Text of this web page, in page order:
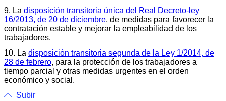
9. La disposición transitoria única del Real Decreto-ley
16/2013, de 20 de diciembre, de medidas para favorecer la
contratación estable y mejorar la empleabilidad de los
trabajadores.
10. La disposición transitoria segunda de la Ley 1/2014, de
28 de febrero, para la protección de los trabajadores a
tiempo parcial y otras medidas urgentes en el orden
económico y social.
Subir